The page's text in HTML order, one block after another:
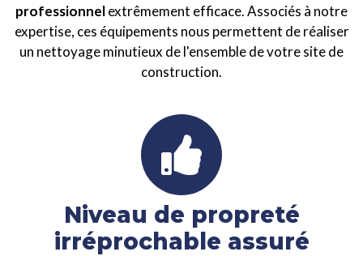
professionnelextrêmement efficace. Associés à notre
expertise, ces équipements nous permettent de réaliser
un nettoyage minutieux de l'ensemble de votre site de
construction.
Niveau de propreté
irréprochable assuré